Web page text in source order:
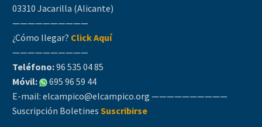
03310 Jacarilla (Alicante)
——————————
¿Cómo llegar? Click Aquí
——————————
Teléfono:96 535 04 85
Móvil:
695 96 59 44
E-mail: elcampico@elcampico.org ——————————
Suscripción Boletines Suscribirse